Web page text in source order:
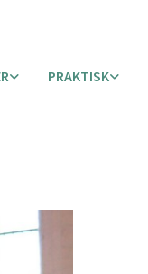
PRAKTISK